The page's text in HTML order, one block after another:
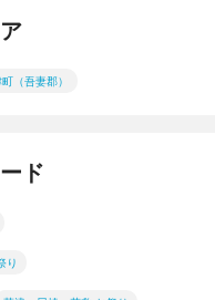
（吾妻郡）
ド
り